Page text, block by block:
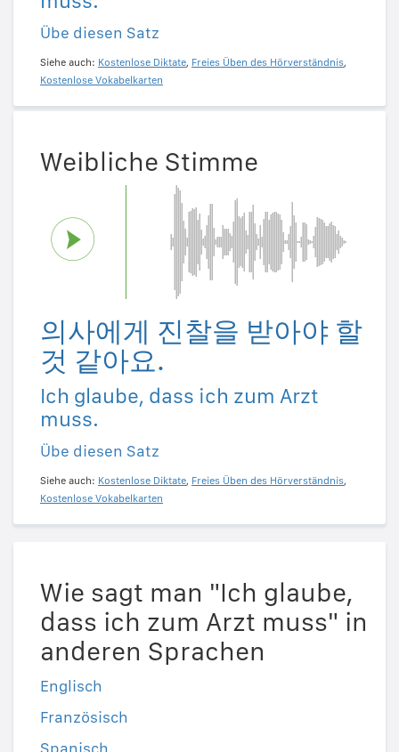
Übe diesen Satz
Siehe auch: Kostenlose Diktate, Freies Üben des Hörverständnis,
Kostenlose Vokabelkarten
Weibliche Stimme
의사에게 진찰을 받아야 할
것 같아요.
Ich glaube, dass ich zum Arzt
muss.
Übe diesen Satz
Siehe auch: Kostenlose Diktate, Freies Üben des Hörverständnis,
Kostenlose Vokabelkarten
Wie sagt man "Ich glaube,
dass ich zum Arzt muss" in
anderen Sprachen
Englisch
Französisch